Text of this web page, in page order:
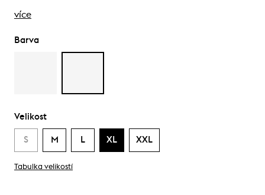
více
Barva
Velikost
S M L XL XXL
Tabulka velikostí